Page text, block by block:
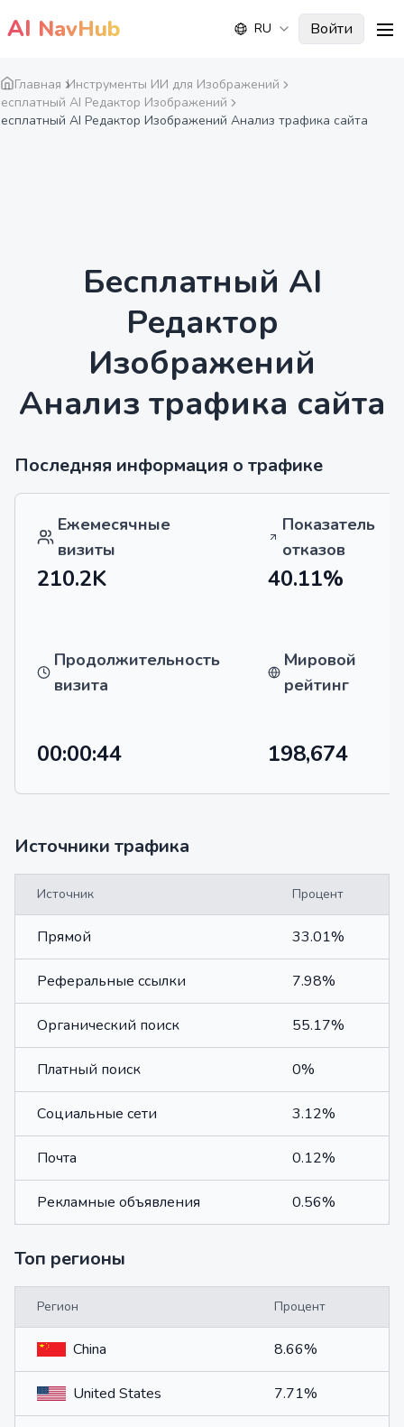
AI NavHub RU Войти
Главная Инструменты ИИ для Изображений
AI Редактор Изображений
AI Редактор Изображений Анализ трафика сайта
Бесплатный AI
Редактор
Изображений
Анализ трафика сайта
Последняя информация о трафике
Ежемесячные
визиты
Показатель
отказов
210.2K 40.11%
Продолжительность
визита
Мировой
рейтинг
00:00:44 198,674
Источники трафика
Источник Процент
Прямой 33.01%
Реферальные ссылки 7.98%
Органический поиск 55.17%
Платный поиск 0%
Социальные сети 3.12%
Почта 0.12%
Рекламные объявления 0.56%
Топ регионы
Регион Процент
China 8.66%
United States 7.71%